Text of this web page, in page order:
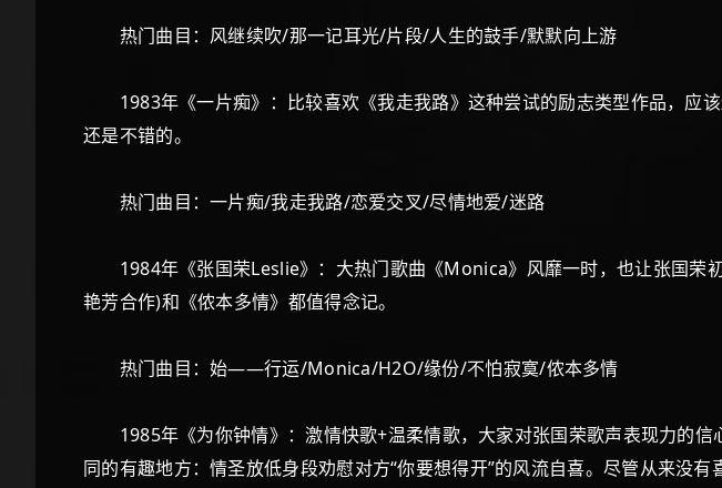
热门曲目：风继续吹/那一记耳光/片段/人生的鼓手/默默向上游
1983年《一片痴》：比较喜欢《我走我路》这种尝试的励志类型作品，应
还是不错的。
热门曲目：一片痴/我走我路/恋爱交叉/尽情地爱/迷路
1984年《张国荣Leslie》：大热门歌曲《Monica》风靡一时，也让张国荣
艳芳合作)和《侬本多情》都值得念记。
热门曲目：始——行运/Monica/H2O/缘份/不怕寂寞/侬本多情
1985年《为你钟情》：激情快歌+温柔情歌，大家对张国荣歌声表现力的信
同的有趣地方：情圣放低身段劝慰对方“你要想得开”的风流自喜。尽管从来没